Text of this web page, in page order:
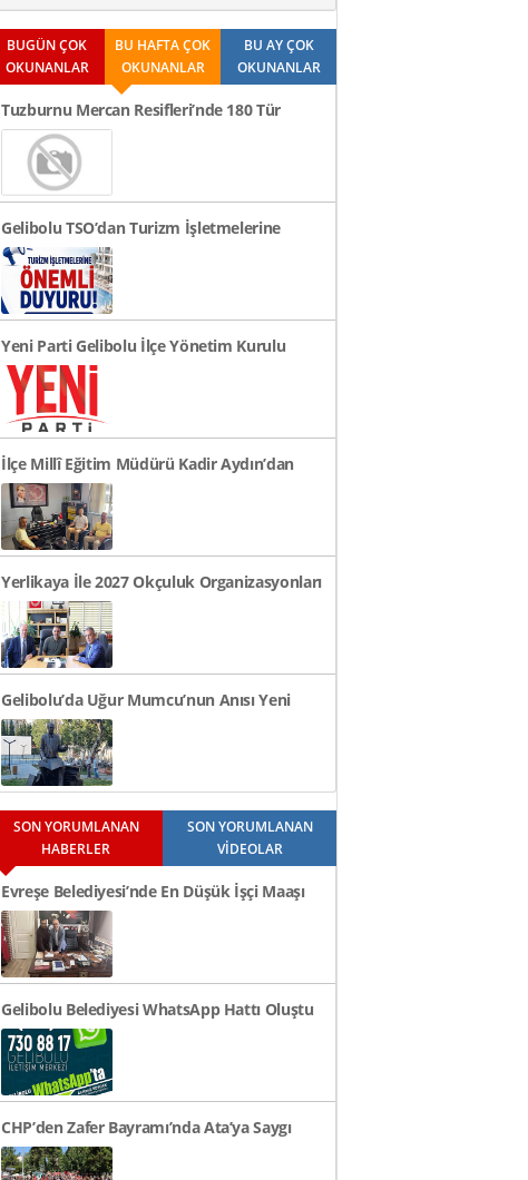
BUGÜN ÇOK
OKUNANLAR
BU HAFTA ÇOK
OKUNANLAR
BU AY ÇOK
OKUNANLAR
Tuzburnu Mercan Resifleri’nde 180 Tür
Tespit Edildi
Gelibolu TSO’dan Turizm İşletmelerine
Önemli Duyuru!
Yeni Parti Gelibolu İlçe Yönetim Kurulu
Açıklandı
İlçe Millî Eğitim Müdürü Kadir Aydın’dan
Okul Ziyaretleri..
Yerlikaya İle 2027 Okçuluk Organizasyonları
Görüşüldü..
Gelibolu’da Uğur Mumcu’nun Anısı Yeni
Parkta Yaşatılacak..
SON YORUMLANAN
HABERLER
SON YORUMLANAN
VİDEOLAR
Evreşe Belediyesi’nde En Düşük İşçi Maaşı
48 Bin TL Oldu
Gelibolu Belediyesi WhatsApp Hattı Oluştu
CHP’den Zafer Bayramı’nda Ata’ya Saygı
Töreni